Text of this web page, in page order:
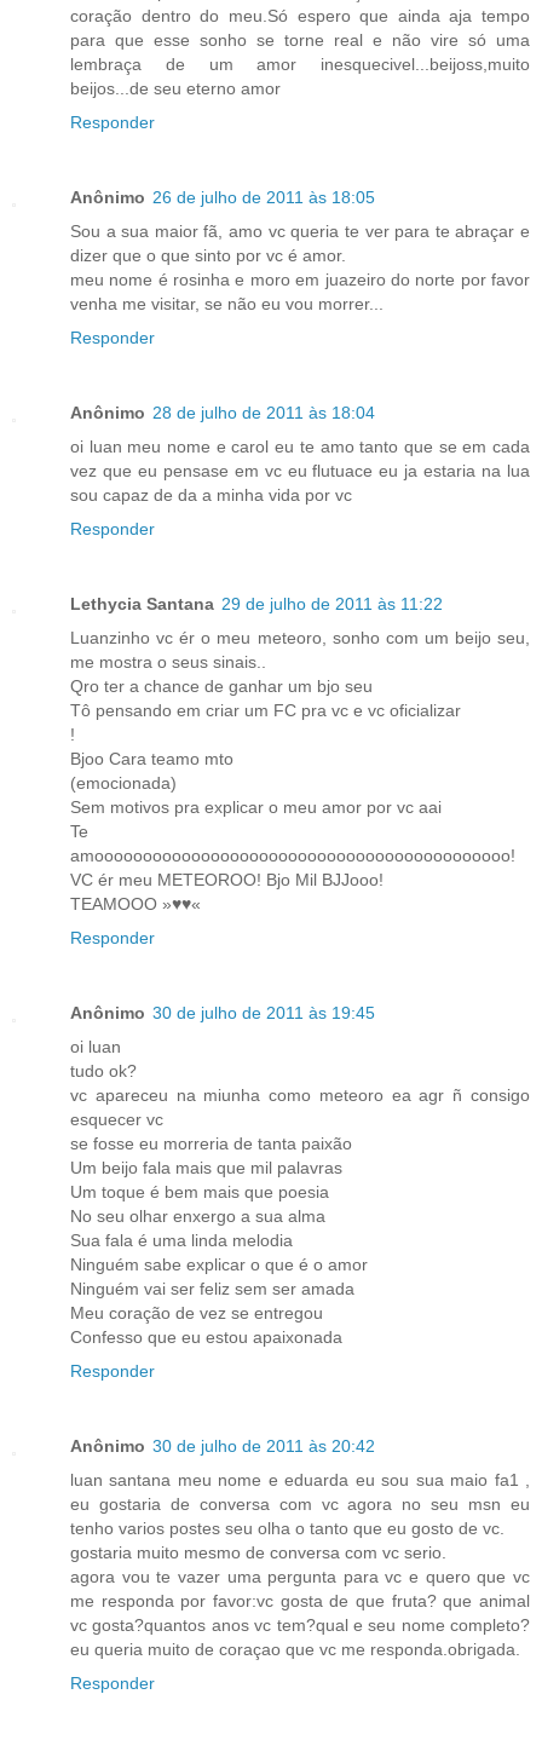
coração dentro do meu.Só espero que ainda aja tempo
para que esse sonho se torne real e não vire só uma
lembraça de um amor inesquecivel...beijoss,muito
beijos...de seu eterno amor
Responder
Anônimo 26 de julho de 2011 às 18:05
Sou a sua maior fã, amo vc queria te ver para te abraçar e
dizer que o que sinto por vc é amor.
meu nome é rosinha e moro em juazeiro do norte por favor
venha me visitar, se não eu vou morrer...
Responder
Anônimo 28 de julho de 2011 às 18:04
oi luan meu nome e carol eu te amo tanto que se em cada
vez que eu pensase em vc eu flutuace eu ja estaria na lua
sou capaz de da a minha vida por vc
Responder
Lethycia Santana 29 de julho de 2011 às 11:22
Luanzinho vc ér o meu meteoro, sonho com um beijo seu,
me mostra o seus sinais..
Qro ter a chance de ganhar um bjo seu
Tô pensando em criar um FC pra vc e vc oficializar
!
Bjoo Cara teamo mto
(emocionada)
Sem motivos pra explicar o meu amor por vc aai
Te
amooooooooooooooooooooooooooooooooooooooooooo!
VC ér meu METEOROO! Bjo Mil BJJooo!
TEAMOOO »♥♥«
Responder
Anônimo 30 de julho de 2011 às 19:45
oi luan
tudo ok?
vc apareceu na miunha como meteoro ea agr ñ consigo
esquecer vc
se fosse eu morreria de tanta paixão
Um beijo fala mais que mil palavras
Um toque é bem mais que poesia
No seu olhar enxergo a sua alma
Sua fala é uma linda melodia
Ninguém sabe explicar o que é o amor
Ninguém vai ser feliz sem ser amada
Meu coração de vez se entregou
Confesso que eu estou apaixonada
Responder
Anônimo 30 de julho de 2011 às 20:42
luan santana meu nome e eduarda eu sou sua maio fa1 ,
eu gostaria de conversa com vc agora no seu msn eu
tenho varios postes seu olha o tanto que eu gosto de vc.
gostaria muito mesmo de conversa com vc serio.
agora vou te vazer uma pergunta para vc e quero que vc
me responda por favor:vc gosta de que fruta? que animal
vc gosta?quantos anos vc tem?qual e seu nome completo?
eu queria muito de coraçao que vc me responda.obrigada.
Responder